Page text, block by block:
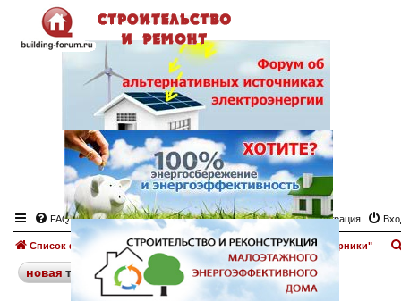
FAQ Регистрация
Список форумов Теплицы, парники. Форум "Теплицы, парники"
новаятема поискрасширенный
42 темы • Страница 1из